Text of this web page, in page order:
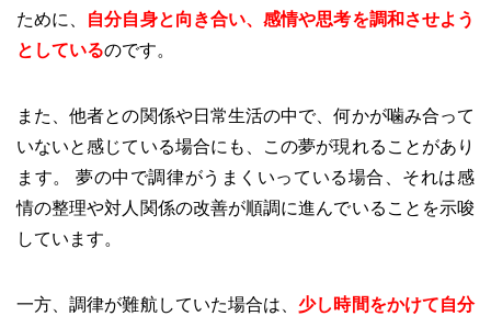
ために、 自分自身と向き合い、感情や思考を調和させよう
としているのです。
また、他者との関係や日常生活の中で、何かが噛み合って
いないと感じている場合にも、この夢が現れることがあり
ます。 夢の中で調律がうまくいっている場合、それは感
情の整理や対人関係の改善が順調に進んでいることを示唆
しています。
一方、調律が難航していた場合は、少し時間をかけて自分